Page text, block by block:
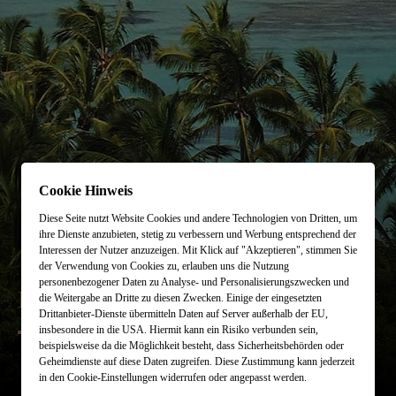
Lassen Sie sich einindividuelles Angebot erstellen
Planung starten
info@designreisen.de
Besuchen Sie unsim Travel Store
Theresienstraße 1
80333 München
Online-Magazin
Reisethemen
Newsletter
Städtereisen
Kontakt
BRITISH VIRGIN ISLANDS
Cookie Hinweis
Diese Seite nutzt Website Cookies und andere Technologien von Dritten, um
ihre Dienste anzubieten, stetig zu verbessern und Werbung entsprechend der
Interessen der Nutzer anzuzeigen. Mit Klick auf "Akzeptieren", stimmen Sie
der Verwendung von Cookies zu, erlauben uns die Nutzung
personenbezogener Daten zu Analyse- und Personalisierungszwecken und
die Weitergabe an Dritte zu diesen Zwecken. Einige der eingesetzten
Drittanbieter-Dienste übermitteln Daten auf Server außerhalb der EU,
insbesondere in die USA. Hiermit kann ein Risiko verbunden sein,
beispielsweise da die Möglichkeit besteht, dass Sicherheitsbehörden oder
Geheimdienste auf diese Daten zugreifen. Diese Zustimmung kann jederzeit
in den Cookie-Einstellungen widerrufen oder angepasst werden.